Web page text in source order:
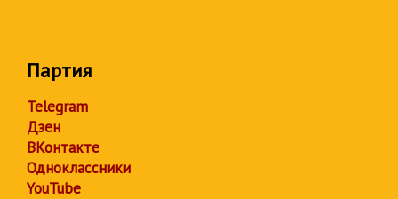
Партия
Telegram
Дзен
ВКонтакте
Одноклассники
YouTube